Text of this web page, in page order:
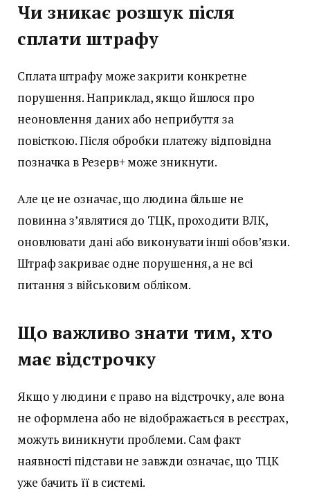
Чи зникає розшук після
сплати штрафу
Сплата штрафу може закрити конкретне
порушення. Наприклад, якщо йшлося про
неоновлення даних або неприбуття за
повісткою. Після обробки платежу відповідна
позначка в Резерв+ може зникнути.
Але це не означає, що людина більше не
повинна з’являтися до ТЦК, проходити ВЛК,
оновлювати дані або виконувати інші обов’язки.
Штраф закриває одне порушення, а не всі
питання з військовим обліком.
Що важливо знати тим, хто
має відстрочку
Якщо у людини є право на відстрочку, але вона
не оформлена або не відображається в реєстрах,
можуть виникнути проблеми. Сам факт
наявності підстави не завжди означає, що ТЦК
уже бачить її в системі.